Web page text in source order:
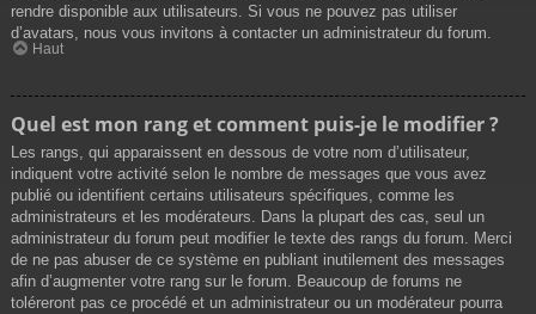
rendre disponible aux utilisateurs. Si vous ne pouvez pas utiliser
d’avatars, nous vous invitons à contacter un administrateur du forum.
Haut
Quel est mon rang et comment puis-je le modifier ?
Les rangs, qui apparaissent en dessous de votre nom d’utilisateur,
indiquent votre activité selon le nombre de messages que vous avez
publié ou identifient certains utilisateurs spécifiques, comme les
administrateurs et les modérateurs. Dans la plupart des cas, seul un
administrateur du forum peut modifier le texte des rangs du forum. Merci
de ne pas abuser de ce système en publiant inutilement des messages
afin d’augmenter votre rang sur le forum. Beaucoup de forums ne
toléreront pas ce procédé et un administrateur ou un modérateur pourra